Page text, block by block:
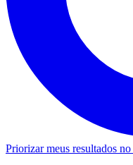
Priorizar meus resultados